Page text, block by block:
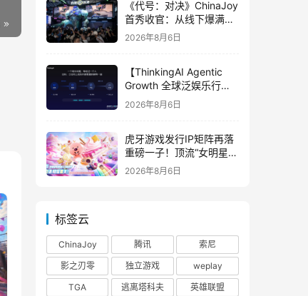
《代号：对决》ChinaJoy
首秀收官：从线下爆满看
见玩家的真实期待
2026年8月6日
【ThinkingAI Agentic
Growth 全球泛娱乐行业
峰会】Agent 时代，人到
底负责什么
2026年8月6日
虎牙游戏发行IP矩阵再落
重磅一子！顶流“女明星”
ZANMANG LOOPY 正版
2026年8月6日
标签云
ChinaJoy 腾讯
索尼
影之刃零
独立游戏
weplay
TGA
逃离塔科夫
英雄联盟